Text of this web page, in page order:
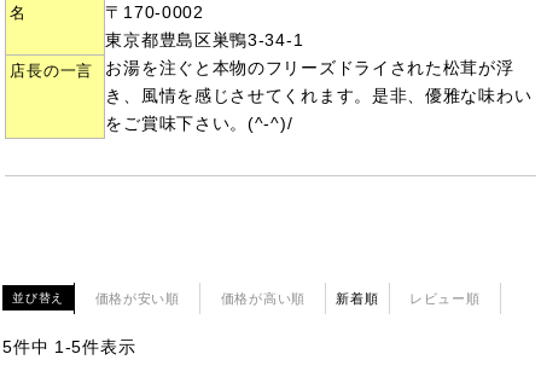
名
〒170-0002
東京都豊島区巣鴨3-34-1
店長の一言
お湯を注ぐと本物のフリーズドライされた松茸が浮
き、風情を感じさせてくれます。是非、優雅な味わい
をご賞味下さい。(^-^)/
並び替え 価格が安い順 価格が高い順 新着順 レビュー順
5件中 1 -5件表示